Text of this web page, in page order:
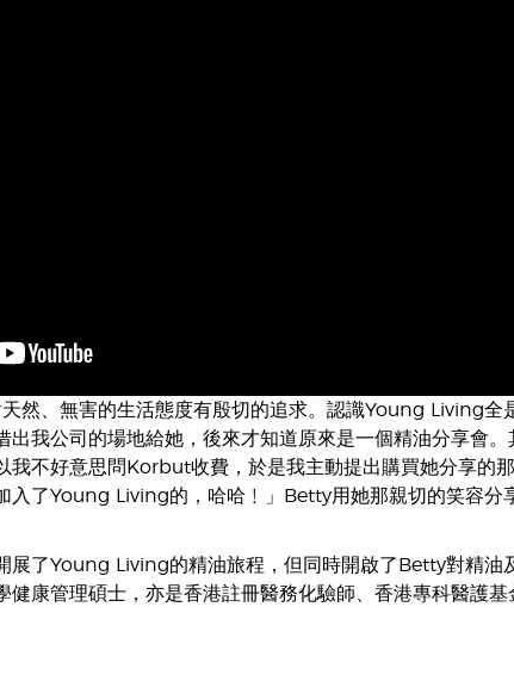
然、無害的生活態度有殷切的追求。認識Young Living
出我公司的場地給她，後來才知道原來是一個精油分享會
我不好意思問Korbut收費，於是我主動提出購買她分享的
入了Young Living的，哈哈﹗」Betty用她那親切的笑容分
展了Young Living的精油旅程，但同時開啟了Betty對精油
健康管理碩士，亦是香港註冊醫務化驗師、香港專科醫護